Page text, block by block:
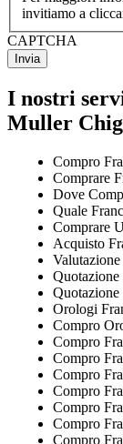
invitiamo a
CAPTCHA
I nostri
Muller
Compro
Comprare
Dove
Quale
Comprare
Acquisto
Orologi
Compro
Compro
Compro
Compro
Compro
Compro
Compro
Compro